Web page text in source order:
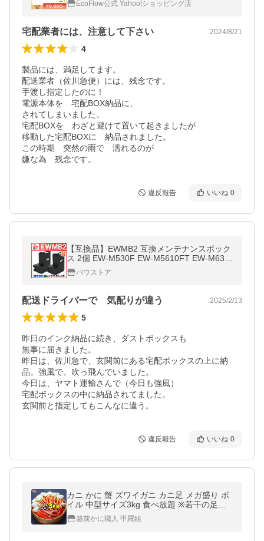
ネル キャンプ 車中泊 エコフロー
EcoFlow公式 Yahoo!ショッピング店
宅配業者には、注意して下さい 2024/8/21
4
製品には、満足してます。
配送業者（佐川急便）には、残念です。
手渡し指定したのに！
電源本体を　宅配BOX納品に、
されてしまいました。
宅配BOXを　わざと避けて置いて起きましたが
移動した宅配BOXに　納品されました。
この時期　突然の雨で　濡れるのが
嫌な為　残念です。
違反報告 いいね 0
【互換品】EWMB2 互換メンテナンスボック
ス 2個 EW-M530F EW-M5610FT EW-M630
EW-M634T EW-M670 EW-M674FT PX-M27
0 バウストア
配送ドライバーで 気配りが違う 2025/2/13
5
昨日のインク納品に続き、ダストボックスも
無事に届きました。
昨日は、佐川急で、玄関前にある宅配ボックスの上に納
品。強風で、吹っ飛んでいました。
今日は、ヤマト運輸さんで（今日も強風）
宅配ボックスの中に納品されてました。
違反報告 いいね 0
カニ かに 蟹 ズワイガニ カニ足 メガ盛り ボ
イル 中型サイズ3kg 食べ放題 ※若干の足折
れが入る場合があります ずわい かに足 ポイ
ント利用 爆買
越前かに職人 甲羅組